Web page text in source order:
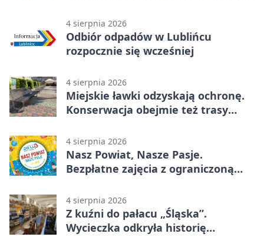
4 sierpnia 2026
Odbiór odpadów w Lublińcu
rozpocznie się wcześniej
4 sierpnia 2026
Miejskie ławki odzyskają ochronę.
Konserwacja obejmie też trasy
4 sierpnia 2026
Nasz Powiat, Nasze Pasje.
Bezpłatne zajęcia z ograniczoną
4 sierpnia 2026
Z kuźni do pałacu „Śląska”.
Wycieczka odkryła historię